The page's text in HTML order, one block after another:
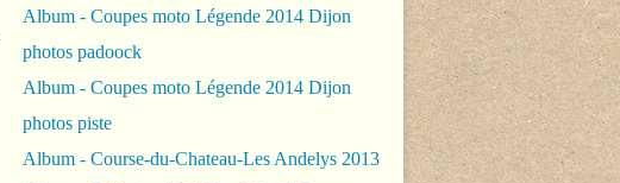
Album - Coupes moto Légende 2014 Dijon
photos padoock
Album - Coupes moto Légende 2014 Dijon
photos piste
Album - Course-du-Chateau-Les Andelys 2013